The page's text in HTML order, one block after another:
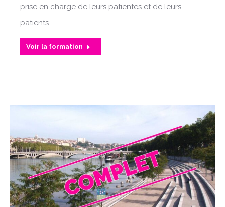
prise en charge de leurs patientes et de leurs
patients.
Voir la formation